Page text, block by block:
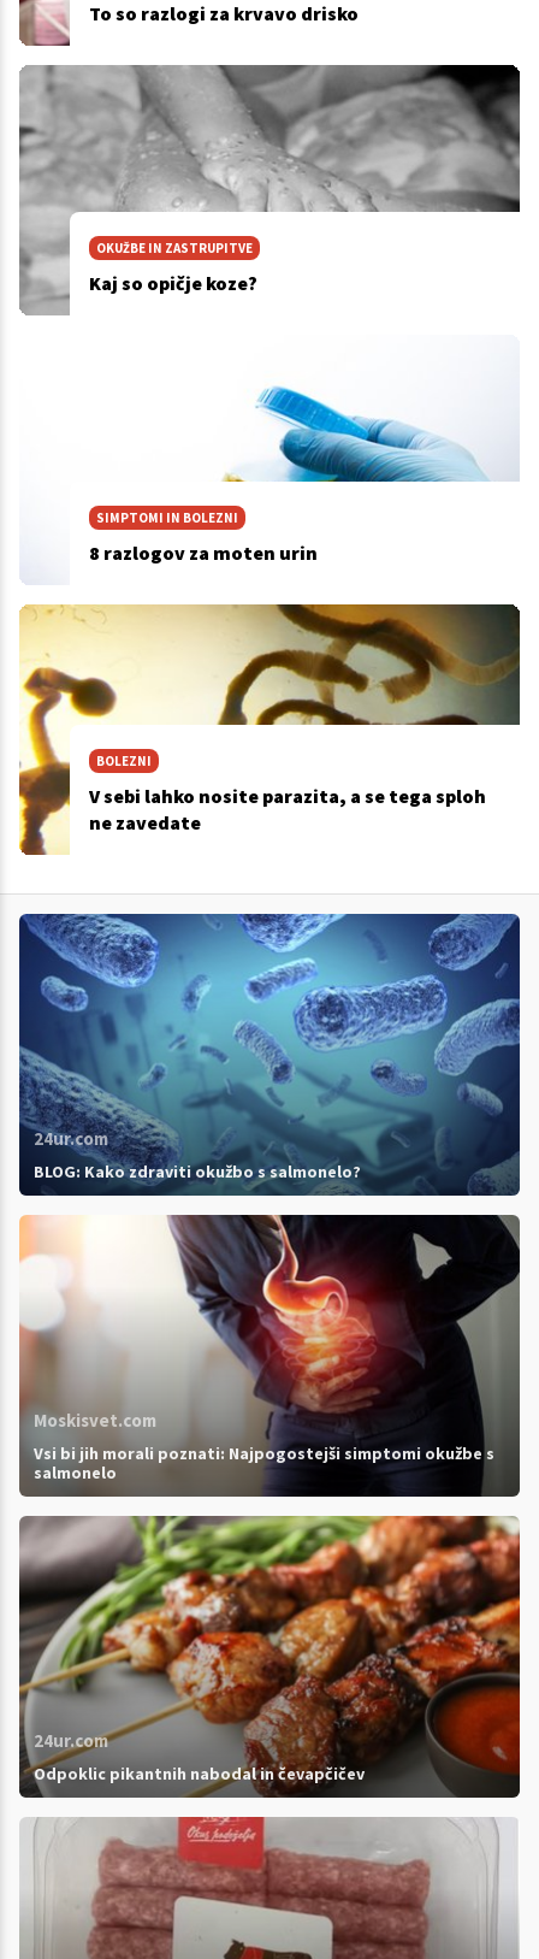
To so razlogi za krvavo drisko
OKUŽBE IN ZASTRUPITVE
Kaj so opičje koze?
SIMPTOMI IN BOLEZNI
8 razlogov za moten urin
BOLEZNI
V sebi lahko nosite parazita, a se tega sploh
ne zavedate
24ur.com
BLOG: Kako zdraviti okužbo s salmonelo?
Moskisvet.com
Vsi bi jih morali poznati: Najpogostejši simptomi okužbe s
salmonelo
24ur.com
Odpoklic pikantnih nabodal in čevapčičev